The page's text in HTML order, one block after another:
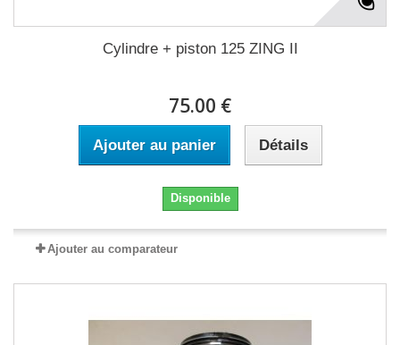
Cylindre + piston 125 ZING II
75.00 €
Ajouter au panier Détails
Disponible
Ajouter au comparateur